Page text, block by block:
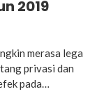
2019
merasa lega
privasi dan
pada…